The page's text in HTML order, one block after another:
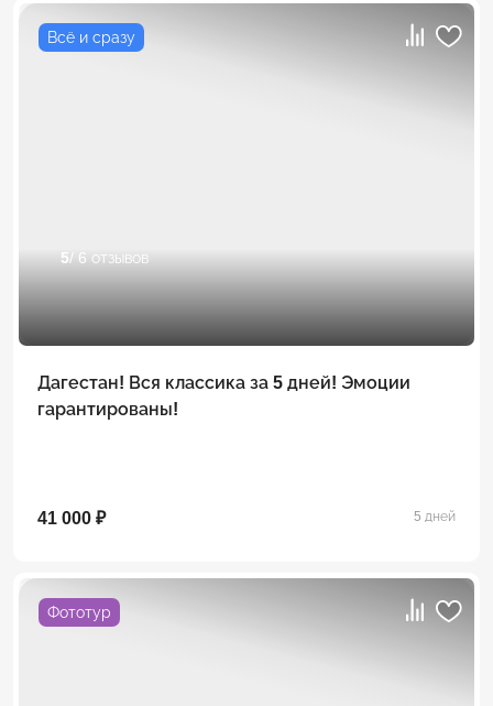
Всё и сразу
5/ 6 отзывов
Дагестан! Вся классика за 5 дней! Эмоции
гарантированы!
41 000 ₽ 5 дней
Фототур